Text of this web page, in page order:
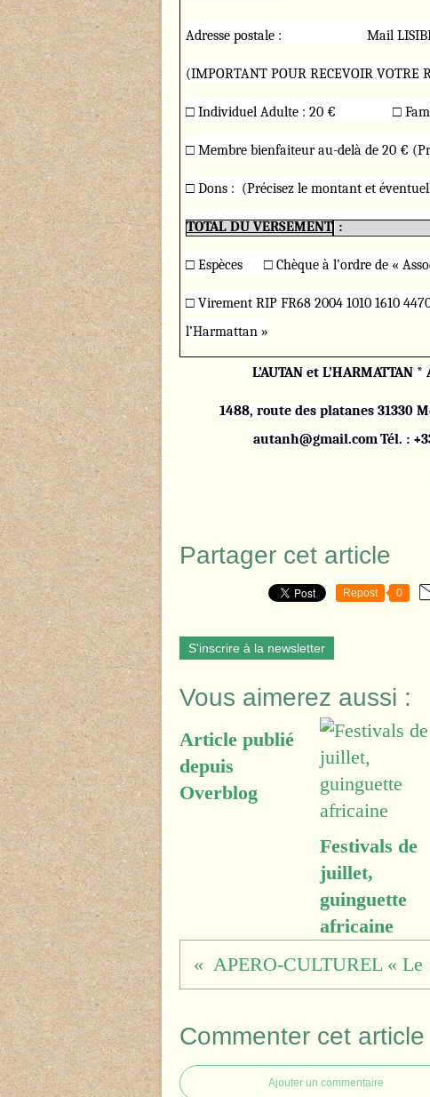
Adresse postale : Mail
(IMPORTANT POUR RECEVOIR VOTRE
□ Individuel Adulte : 20 € □
□ Membre bienfaiteur au-delà de 20 €
□ Dons : (Précisez le montant et
TOTAL DU VERSEMENT
□ Espèces □ Chèque à l’ordre de «
□ Virement RIP FR68 2004 1010 1610
l’Harmattan »
L’AUTAN et
1488, route des platanes 31330
autanh@gmail.comTél. :
Partager cet article
Repost 0
S'inscrire à la newsletter
Vous aimerez aussi :
Article publié
depuis
Overblog
Festivals de
juillet,
guinguette
africaine
Commenter cet article
Ajouter un commentaire